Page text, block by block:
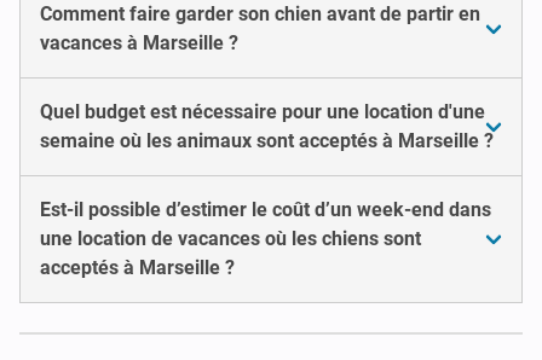
Comment faire garder son chien avant de partir en
vacances à Marseille ?
Quel budget est nécessaire pour une location d'une
semaine où les animaux sont acceptés à Marseille ?
Est-il possible d’estimer le coût d’un week-end dans
une location de vacances où les chiens sont
acceptés à Marseille ?